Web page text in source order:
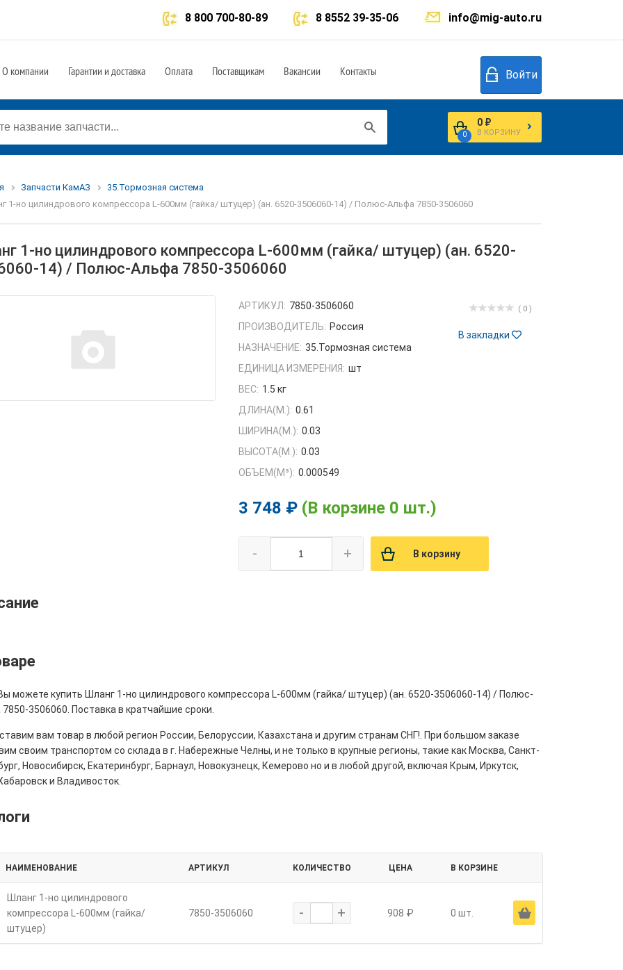
info@mig-auto.ru
8 8552 39-35-06
8 800 700-80-89
О компании Гарантии и доставка Оплата Поставщикам Вакансии Контакты Войти
0
0 ₽
В КОРЗИНУ
Запчасти КамАЗ
35.Тормозная система
1-но цилиндрового компрессора L-600мм (гайка/ штуцер) (ан. 6520-3506060-14) / Полюс-Альфа 7850-3506060
1-но цилиндрового компрессора L-600мм (гайка/ штуцер) (ан. 6520-
14) / Полюс-Альфа 7850-3506060
( 0 )
В закладки
АРТИКУЛ: 7850-3506060
ПРОИЗВОДИТЕЛЬ: Россия
НАЗНАЧЕНИЕ: 35.Тормозная система
ЕДИНИЦА ИЗМЕРЕНИЯ: шт
ВЕС: 1.5 кг
ДЛИНА(М.): 0.61
ШИРИНА(М.): 0.03
ВЫСОТА(М.): 0.03
ОБЪЕМ(M³): 0.000549
3 748 ₽ (В корзине 0 шт.)
- + В корзину
можете купить Шланг 1-но цилиндрового компрессора L-600мм (гайка/ штуцер) (ан. 6520-3506060-14) / Полюс-
3506060. Поставка в кратчайшие сроки.
вам товар в любой регион России, Белоруссии, Казахстана и другим странам СНГ!. При большом заказе
своим транспортом со склада в г. Набережные Челны, и не только в крупные регионы, такие как Москва, Санкт-
Новосибирск, Екатеринбург, Барнаул, Новокузнецк, Кемерово но и в любой другой, включая Крым, Иркутск,
и Владивосток.
НАИМЕНОВАНИЕ АРТИКУЛ КОЛИЧЕСТВО ЦЕНА В КОРЗИНЕ
Шланг 1-но цилиндрового
компрессора L-600мм (гайка/
штуцер)
7850-3506060 - + 908 ₽ 0 шт. Ä